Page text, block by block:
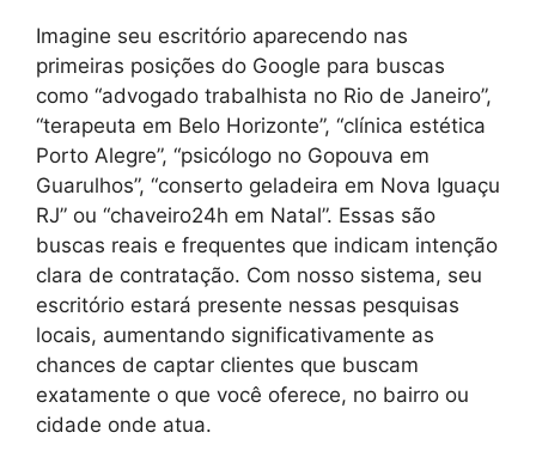
Imagine seu escritório aparecendo nas
primeiras posições do Google para buscas
como “advogado trabalhista no Rio de Janeiro”,
“terapeuta em Belo Horizonte”, “clínica estética
Porto Alegre”, “psicólogo no Gopouva em
Guarulhos”, “conserto geladeira em Nova Iguaçu
RJ” ou “chaveiro24h em Natal”. Essas são
buscas reais e frequentes que indicam intenção
clara de contratação. Com nosso sistema, seu
escritório estará presente nessas pesquisas
locais, aumentando significativamente as
chances de captar clientes que buscam
exatamente o que você oferece, no bairro ou
cidade onde atua.